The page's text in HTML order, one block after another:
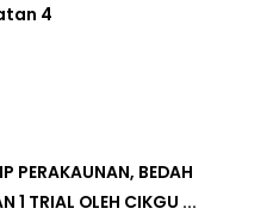
4
PERAKAUNAN, BEDAH
1 TRIAL OLEH CIKGU ...